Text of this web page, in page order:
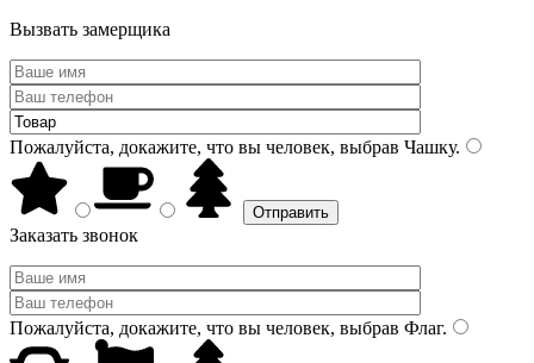
Вызвать замерщика
Пожалуйста, докажите, что вы человек, выбрав Чашку.
Заказать звонок
Пожалуйста, докажите, что вы человек, выбрав Флаг.